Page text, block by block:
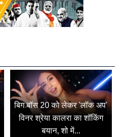
बिग बॉस 20 को लेकर 'लॉक अप'
विनर श्रेया कालरा का शॉकिंग
बयान, शो में...